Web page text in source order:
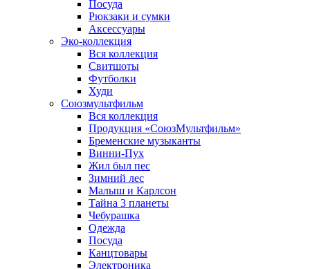
Посуда
Рюкзаки и сумки
Аксессуары
Эко-коллекция
Вся коллекция
Свитшоты
Футболки
Худи
Союзмультфильм
Вся коллекция
Продукция «СоюзМультфильм»
Бременские музыканты
Винни-Пух
Жил был пес
Зимний лес
Малыш и Карлсон
Тайна 3 планеты
Чебурашка
Одежда
Посуда
Канцтовары
Электроника